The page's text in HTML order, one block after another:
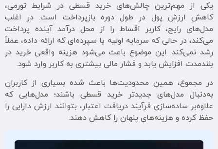
یکی از مهم‌ترین چالش‌های خرید قسطی در شرایط تورمی،
کاهش ارزش پول در طول دوره بازپرداخت است. در اغلب
مدل‌های رایج، کاربر اقساط را از محل درآمد آینده پرداخت
می‌کند، در حالی که سرمایه اولیه یا سپرده‌ای که ارائه داده، عملاً
رشد نمی‌کند. این موضوع باعث می‌شود هزینه واقعی خرید در
بلندمدت افزایش یابد و فشار مالی بیشتری به کاربر وارد شود.
در مجموع، همین محدودیت‌ها باعث شده بسیاری از کاربران
به‌دنبال مدل‌های جدیدتر خرید قسطی باشند؛ مدل‌هایی که
علاوه‌بر ساده‌سازی فرآیند دریافت اعتبار، بتوانند ارزش دارایی را
حفظ کرده و هزینه‌های پنهان را کاهش دهند.